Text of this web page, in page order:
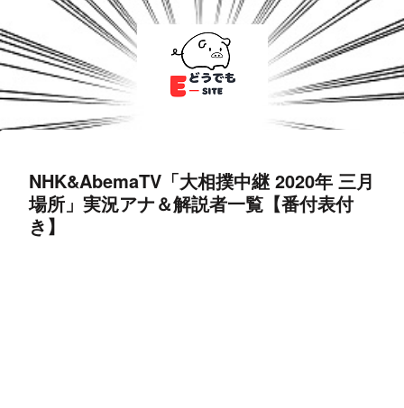
NHK&AbemaTV「大相撲中継 2020年 三月
場所」実況アナ＆解説者一覧【番付表付
き】